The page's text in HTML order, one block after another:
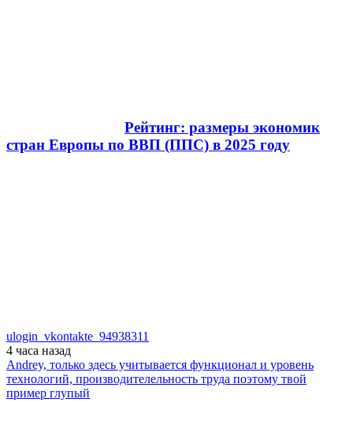
Рейтинг: размеры экономик
стран Европы по ВВП (ППС) в 2025 году
ulogin_vkontakte_94938311
4 часа назад
Andrey, только здесь учитывается функционал и уровень
технологий, производителельность труда поэтому твой
пример глупый